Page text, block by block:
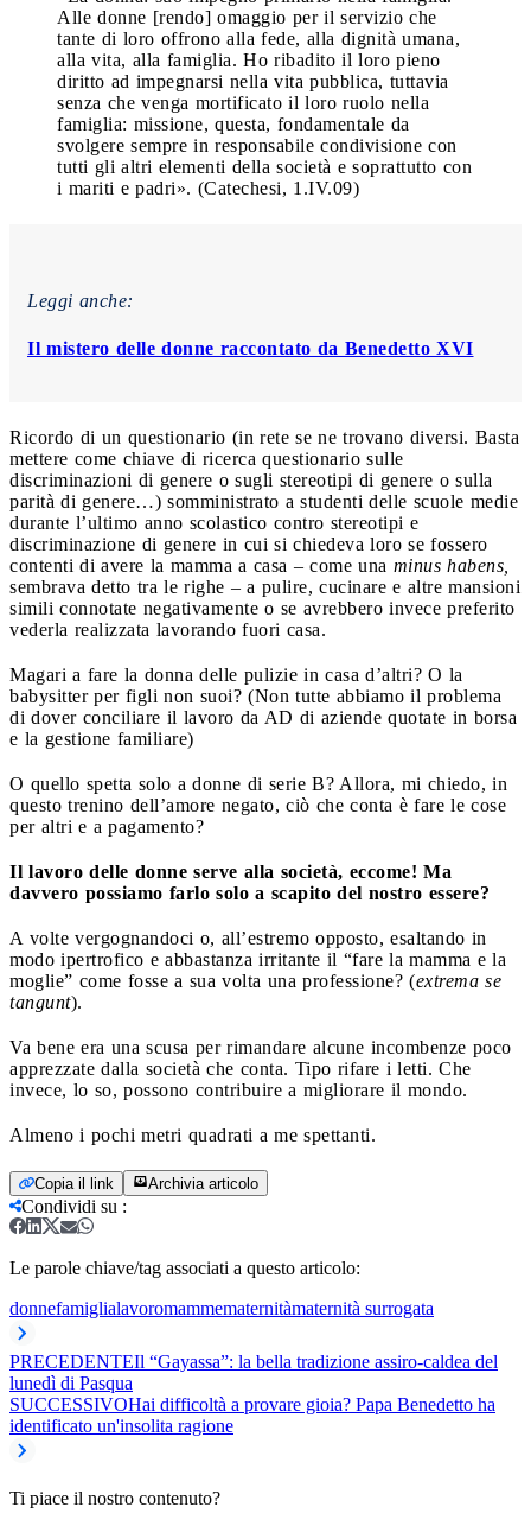
Alle donne [rendo] omaggio per il servizio che
tante di loro offrono alla fede, alla dignità umana,
alla vita, alla famiglia. Ho ribadito il loro pieno
diritto ad impegnarsi nella vita pubblica, tuttavia
senza che venga mortificato il loro ruolo nella
famiglia: missione, questa, fondamentale da
svolgere sempre in responsabile condivisione con
tutti gli altri elementi della società e soprattutto con
i mariti e padri». (Catechesi, 1.IV.09)
Leggi anche:
Il mistero delle donne raccontato da Benedetto XVI
Ricordo di un questionario (in rete se ne trovano diversi. Basta
mettere come chiave di ricerca questionario sulle
discriminazioni di genere o sugli stereotipi di genere o sulla
parità di genere…) somministrato a studenti delle scuole medie
durante l’ultimo anno scolastico contro stereotipi e
discriminazione di genere in cui si chiedeva loro se fossero
contenti di avere la mamma a casa – come una minus habens,
sembrava detto tra le righe – a pulire, cucinare e altre mansioni
simili connotate negativamente o se avrebbero invece preferito
vederla realizzata lavorando fuori casa.
Magari a fare la donna delle pulizie in casa d’altri? O la
babysitter per figli non suoi? (Non tutte abbiamo il problema
di dover conciliare il lavoro da AD di aziende quotate in borsa
e la gestione familiare)
O quello spetta solo a donne di serie B? Allora, mi chiedo, in
questo trenino dell’amore negato, ciò che conta è fare le cose
per altri e a pagamento?
Il lavoro delle donne serve alla società, eccome! Ma
davvero possiamo farlo solo a scapito del nostro essere?
A volte vergognandoci o, all’estremo opposto, esaltando in
modo ipertrofico e abbastanza irritante il “fare la mamma e la
moglie” come fosse a sua volta una professione? (extrema se
tangunt).
Va bene era una scusa per rimandare alcune incombenze poco
apprezzate dalla società che conta. Tipo rifare i letti. Che
invece, lo so, possono contribuire a migliorare il mondo.
Almeno i pochi metri quadrati a me spettanti.
Copia il link Archivia articolo
Condividi su :
Le parole chiave/tag associati a questo articolo:
donnefamiglialavoromammematernitàmaternità surrogata
PRECEDENTEIl “Gayassa”: la bella tradizione assiro-caldea del
lunedì di Pasqua
SUCCESSIVOHai difficoltà a provare gioia? Papa Benedetto ha
identificato un'insolita ragione
Ti piace il nostro contenuto?